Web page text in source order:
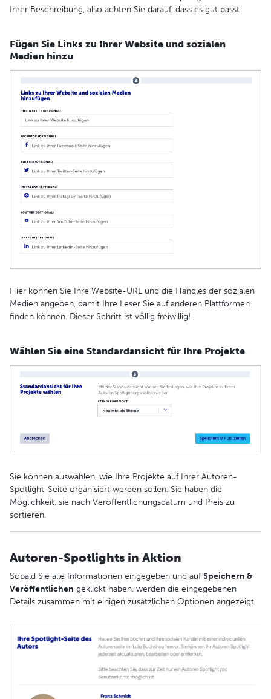
Ihrer Beschreibung, also achten Sie darauf, dass es gut passt.
Fügen Sie Links zu Ihrer Website und sozialen
Medien hinzu
Hier können Sie Ihre Website-URL und die Handles der sozialen
Medien angeben, damit Ihre Leser Sie auf anderen Plattformen
finden können. Dieser Schritt ist völlig freiwillig!
Wählen Sie eine Standardansicht für Ihre Projekte
Sie können auswählen, wie Ihre Projekte auf Ihrer Autoren-
Spotlight-Seite organisiert werden sollen. Sie haben die
Möglichkeit, sie nach Veröffentlichungsdatum und Preis zu
sortieren.
Autoren-Spotlights in Aktion
Sobald Sie alle Informationen eingegeben und aufSpeichern &
Veröffentlichen geklickt haben, werden die eingegebenen
Details zusammen mit einigen zusätzlichen Optionen angezeigt.